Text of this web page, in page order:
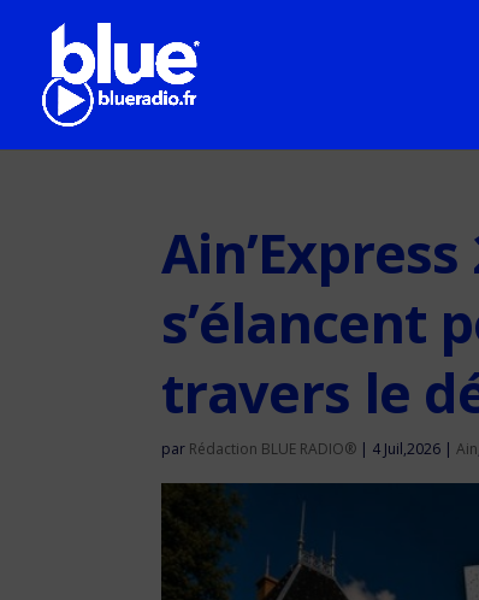
s’élancent
travers le
par Rédaction BLUE RADIO® | 4 Juil,2026 |Ain